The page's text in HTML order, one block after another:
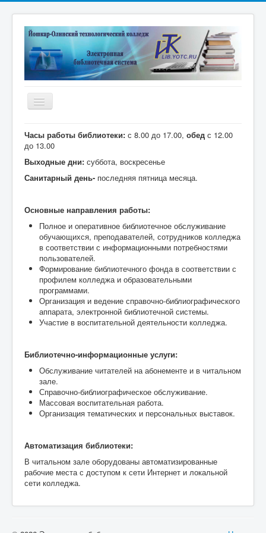
Включить/
выключить
Главная
Электронная библиотека
Единое окно
Новые поступления
Научные публикации преподавателей
Часы работы библиотеки: с 8.00 до 17.00, обед с 12.00
до 13.00
Выходные дни: суббота, воскресенье
Санитарный день- последняя пятница месяца.
Основные направления работы:
Полное и оперативное библиотечное обслуживание
обучающихся, преподавателей, сотрудников колледжа
в соответствии с информационными потребностями
пользователей.
Формирование библиотечного фонда в соответствии с
профилем колледжа и образовательными
программами.
Организация и ведение справочно-библиографического
аппарата, электронной библиотечной системы.
Участие в воспитательной деятельности колледжа.
Библиотечно-информационные услуги:
Обслуживание читателей на абонементе и в читальном
зале.
Справочно-библиографическое обслуживание.
Массовая воспитательная работа.
Организация тематических и персональных выставок.
Автоматизация библиотеки:
В читальном зале оборудованы автоматизированные
рабочие места с доступом к сети Интернет и локальной
сети колледжа.